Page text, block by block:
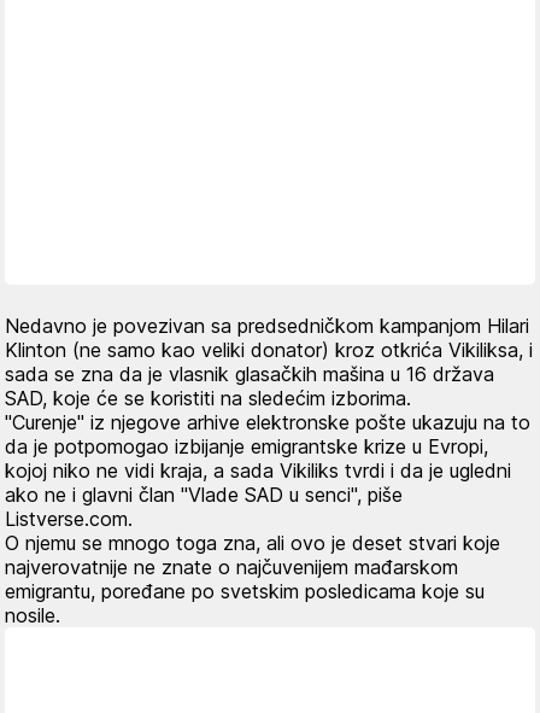
Nedavno je povezivan sa predsedničkom kampanjom Hilari
Klinton (ne samo kao veliki donator) kroz otkrića Vikiliksa, i
sada se zna da je vlasnik glasačkih mašina u 16 država
SAD, koje će se koristiti na sledećim izborima.
"Curenje" iz njegove arhive elektronske pošte ukazuju na to
da je potpomogao izbijanje emigrantske krize u Evropi,
kojoj niko ne vidi kraja, a sada Vikiliks tvrdi i da je ugledni
ako ne i glavni član "Vlade SAD u senci", piše
Listverse.com.
O njemu se mnogo toga zna, ali ovo je deset stvari koje
najverovatnije ne znate o najčuvenijem mađarskom
emigrantu, poređane po svetskim posledicama koje su
nosile.